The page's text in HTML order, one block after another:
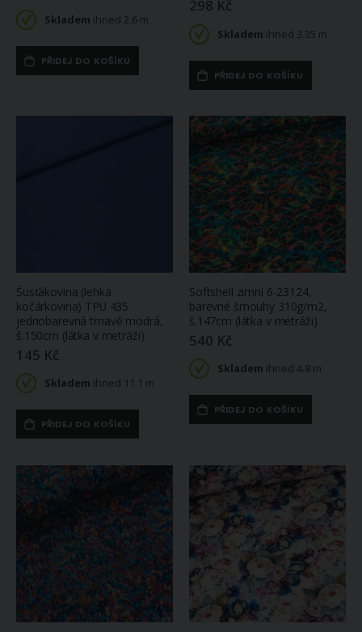
Skladem ihned 2.6 m
PŘIDEJ DO KOŠÍKU
298 Kč
Skladem ihned 3.35 m
PŘIDEJ DO KOŠÍKU
Šusťákovina (lehká
kočárkovina) TPU 435
jednobarevná tmavě modrá,
š.150cm (látka v metráži)
145 Kč
Skladem ihned 11.1 m
PŘIDEJ DO KOŠÍKU
Softshell zimní 6-23124,
barevné šmouhy 310g/m2,
š.147cm (látka v metráži)
540 Kč
Skladem ihned 4.8 m
PŘIDEJ DO KOŠÍKU